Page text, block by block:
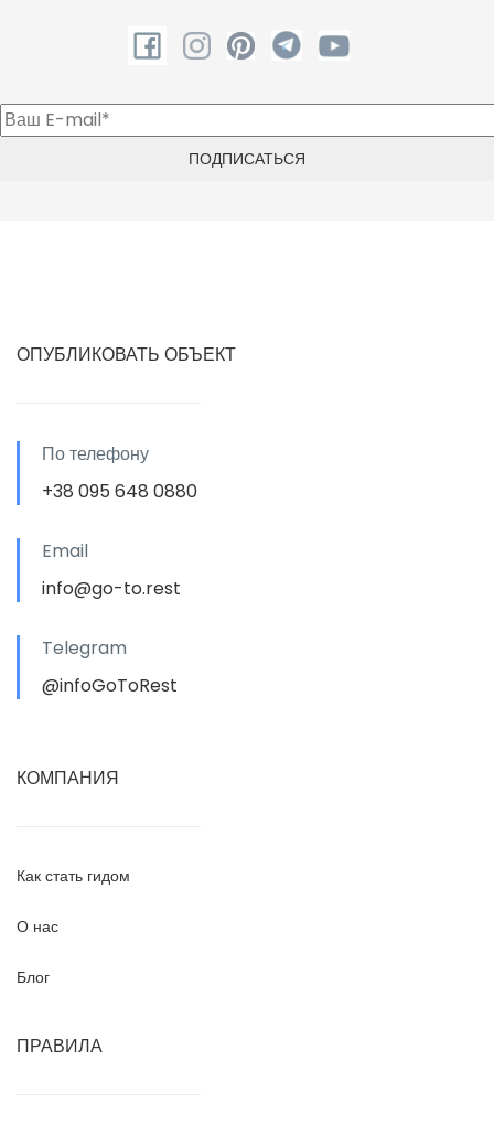
ОПУБЛИКОВАТЬ ОБЪЕКТ
По телефону
+38 095 648 0880
Email
info@go-to.rest
Telegram
@infoGoToRest
КОМПАНИЯ
Как стать гидом
О нас
Блог
ПРАВИЛА